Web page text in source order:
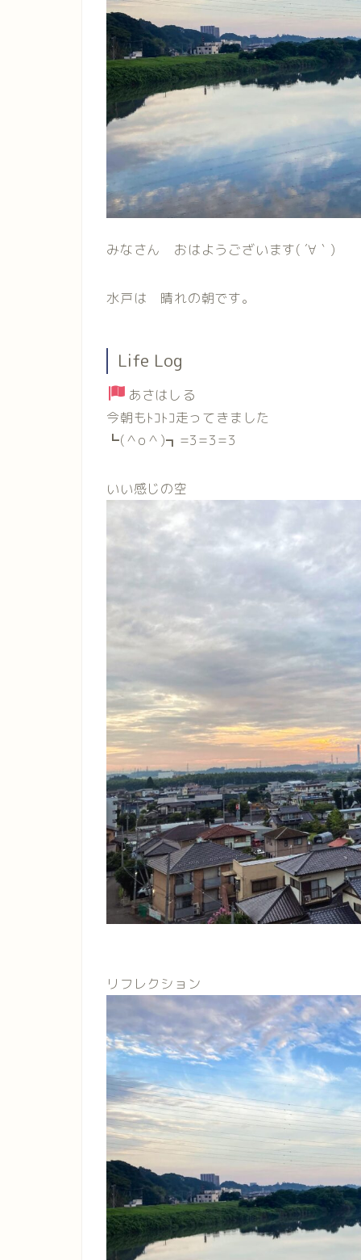
みなさん おはようございます( ´∀｀)
水戸は 晴れの朝です。
Life Log
あさはしる
今朝もﾄｺﾄｺ走ってきました
┗(＾o＾)┓=3=3=3
いい感じの空
リフレクション